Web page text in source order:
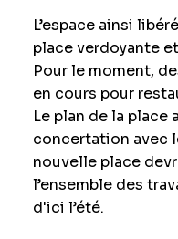
L’espace ainsi
place verdoyante
Pour le moment,
en cours pour
Le plan de la place
concertation avec
nouvelle place
l’ensemble des
d'ici l’été.